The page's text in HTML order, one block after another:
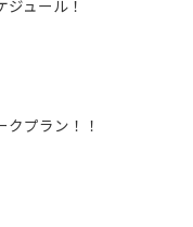
ュール！
プラン！！